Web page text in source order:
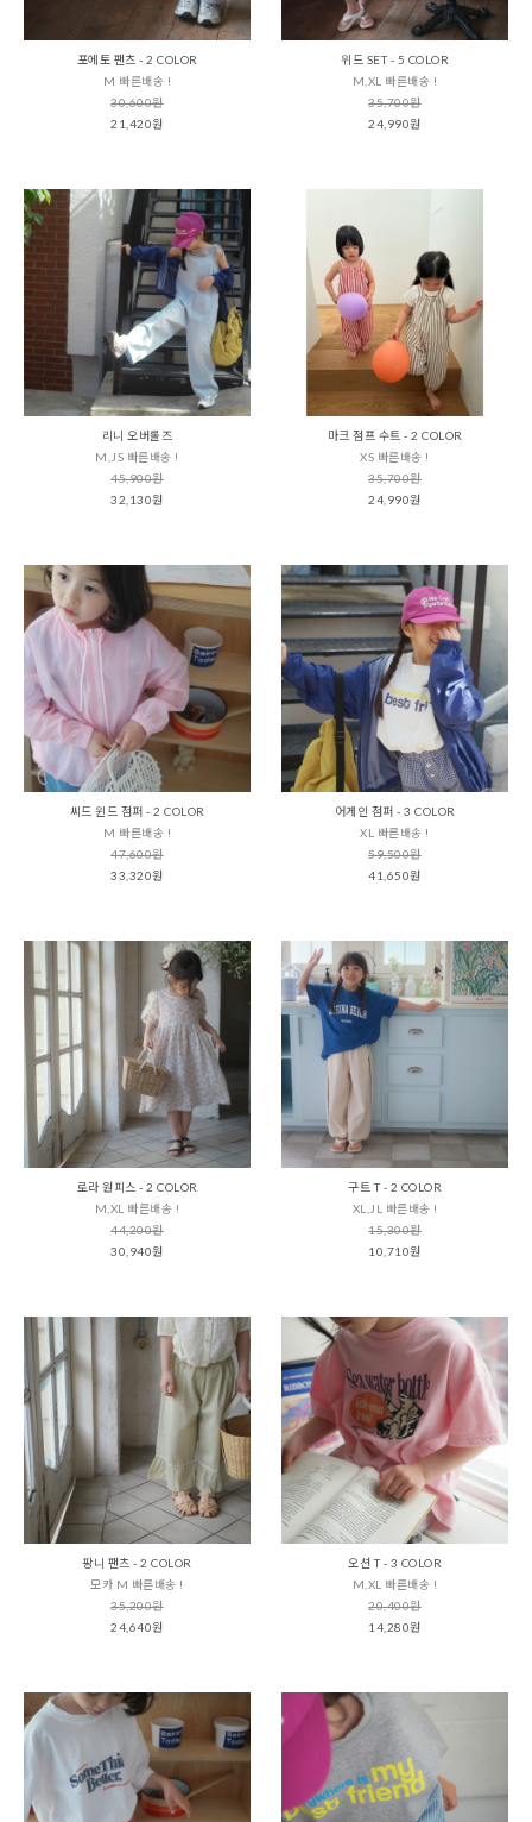
포에토 팬츠 - 2 COLOR
M 빠른배송 !
30,600원
21,420원
위드 SET - 5 COLOR
M,XL 빠른배송 !
35,700원
24,990원
리니 오버롤즈
M,JS 빠른배송 !
45,900원
32,130원
마크 점프 수트 - 2 COLOR
XS 빠른배송 !
35,700원
24,990원
씨드 윈드 점퍼 - 2 COLOR
M 빠른배송 !
47,600원
33,320원
어게인 점퍼 - 3 COLOR
XL 빠른배송 !
59,500원
41,650원
로라 원피스 - 2 COLOR
M,XL 빠른배송 !
44,200원
30,940원
구트 T - 2 COLOR
XL,JL 빠른배송 !
15,300원
10,710원
팡니 팬츠 - 2 COLOR
모카 M 빠른배송 !
35,200원
24,640원
오션 T - 3 COLOR
M,XL 빠른배송 !
20,400원
14,280원